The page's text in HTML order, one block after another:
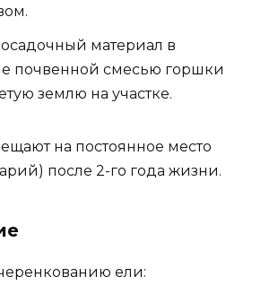
материал в
почвенной смесью горшки
землю на участке.
на постоянное место
после 2-го года жизни.
ели: